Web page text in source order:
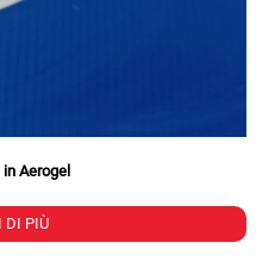
Aerogel
DI PIÙ